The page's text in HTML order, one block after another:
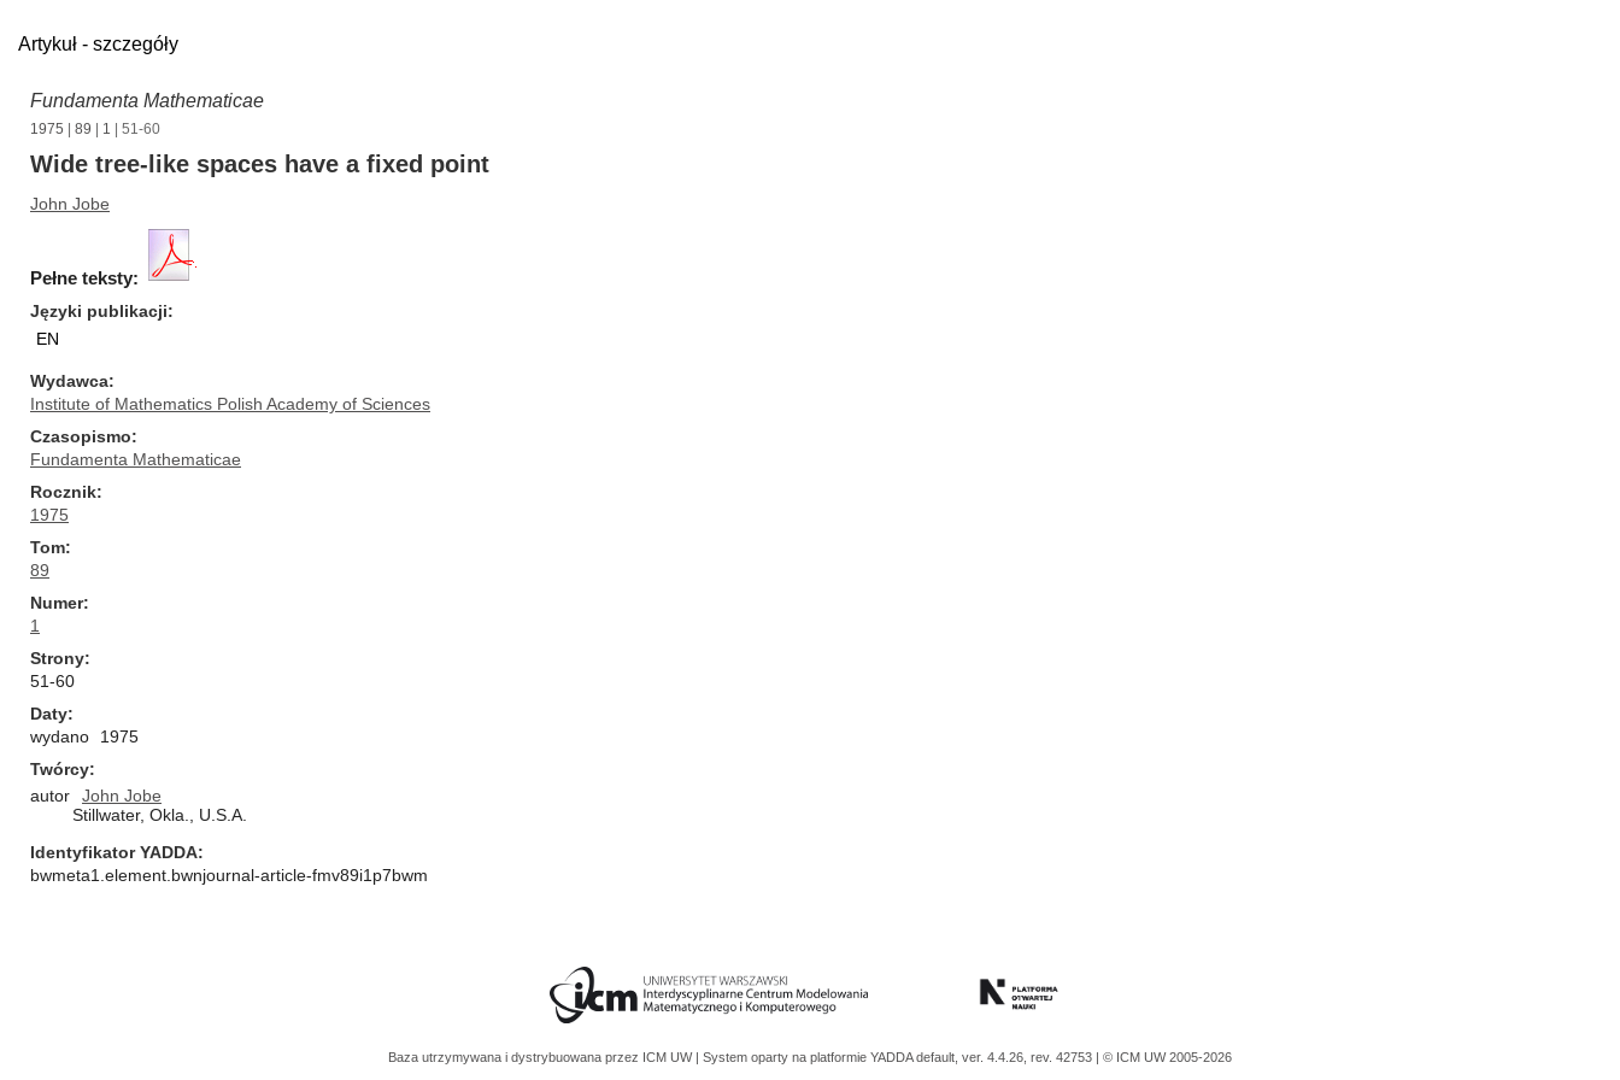
Artykuł - szczegóły
Fundamenta Mathematicae
1975 89 1 | 51-60
Wide tree-like spaces have a fixed point
John Jobe
Pełne teksty:
Języki publikacji
EN
Wydawca
Institute of Mathematics Polish Academy of Sciences
Czasopismo
Fundamenta Mathematicae
Rocznik
1975
Tom
89
Numer
1
Strony
51-60
Daty
wydano
1975
Twórcy
autor
John Jobe
Stillwater, Okla., U.S.A.
Identyfikator YADDA
bwmeta1.element.bwnjournal-article-fmv89i1p7bwm
Baza utrzymywana i dystrybuowana przez ICM UW | System oparty na platformie YADDAdefault, ver. 4.4.26, rev. 42753 | © ICM UW 2005-2026